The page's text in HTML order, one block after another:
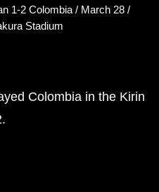
1-2 Colombia / March 28 /
Stadium
Colombia in the Kirin